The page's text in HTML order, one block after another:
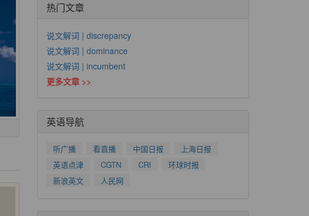
热门文章
说文解词 | discrepancy
说文解词 | dominance
说文解词 | incumbent
更多文章 >>
英语导航
听广播 看直播 中国日报
上海日报
英语点津
CGTN CRI
环球时报
新浪英文
人民网